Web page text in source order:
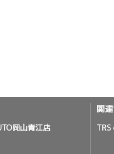
岡山青江店
関